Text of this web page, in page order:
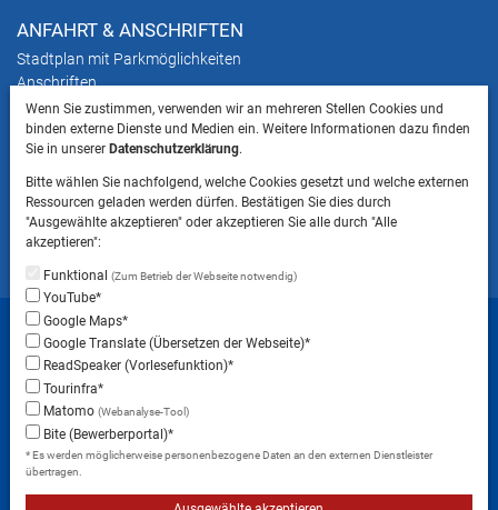
ANFAHRT & ANSCHRIFTEN
Stadtplan mit Parkmöglichkeiten
Anschriften
HINWEIS
ins Landratsamt Landsberg am Lech NICHT
gestattet ist.
Startseite Sitemap
Datenschutzeinstellungen
Erklärung zur Barrierefreiheit
Instagram
Facebook
Wenn Sie zustimmen, verwenden wir an mehreren Stellen Cookies und
binden externe Dienste und Medien ein. Weitere Informationen dazu finden
Sie in unsererDatenschutzerklärung.
Bitte wählen Sie nachfolgend, welche Cookies gesetzt und welche externen
Ressourcen geladen werden dürfen. Bestätigen Sie dies durch
"Ausgewählte akzeptieren" oder akzeptieren Sie alle durch "Alle
akzeptieren":
Funktional(Zum Betrieb der Webseite notwendig)
YouTube*
Google Maps*
Google Translate (Übersetzen der Webseite)*
ReadSpeaker (Vorlesefunktion)*
Tourinfra*
Matomo(Webanalyse-Tool)
Bite (Bewerberportal)*
* Es werden möglicherweise personenbezogene Daten an den externen Dienstleister
übertragen.